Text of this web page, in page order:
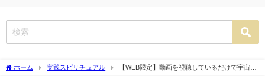
ホーム 実践スピリチュアル
【WEB限定】動画を視聴しているだけで宇宙霊